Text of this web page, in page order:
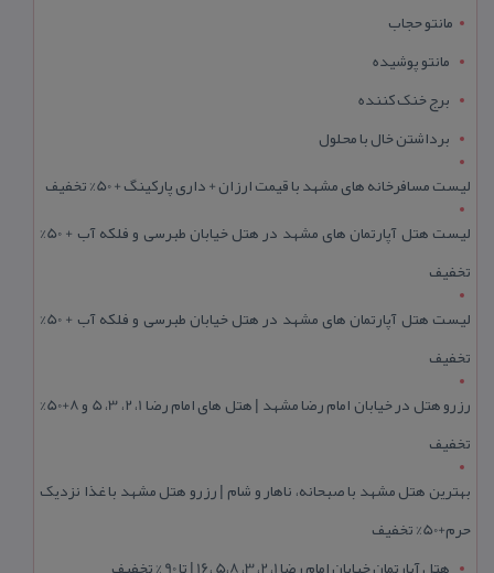
مانتو حجاب
مانتو پوشیده
برج خنک کننده
برداشتن خال با محلول
لیست مسافرخانه های مشهد با قیمت ارزان + داری پارکینگ + 50% تخفیف
لیست هتل آپارتمان های مشهد در هتل خیابان طبرسی و فلکه آب + 50%
تخفیف
لیست هتل آپارتمان های مشهد در هتل خیابان طبرسی و فلکه آب + 50%
تخفیف
رزرو هتل در خیابان امام رضا مشهد | هتل‌ های امام رضا 1، 2، 3، 5 و 8+50%
تخفیف
بهترین هتل مشهد با صبحانه، ناهار و شام | رزرو هتل مشهد با غذا نزدیک
حرم+50% تخفیف